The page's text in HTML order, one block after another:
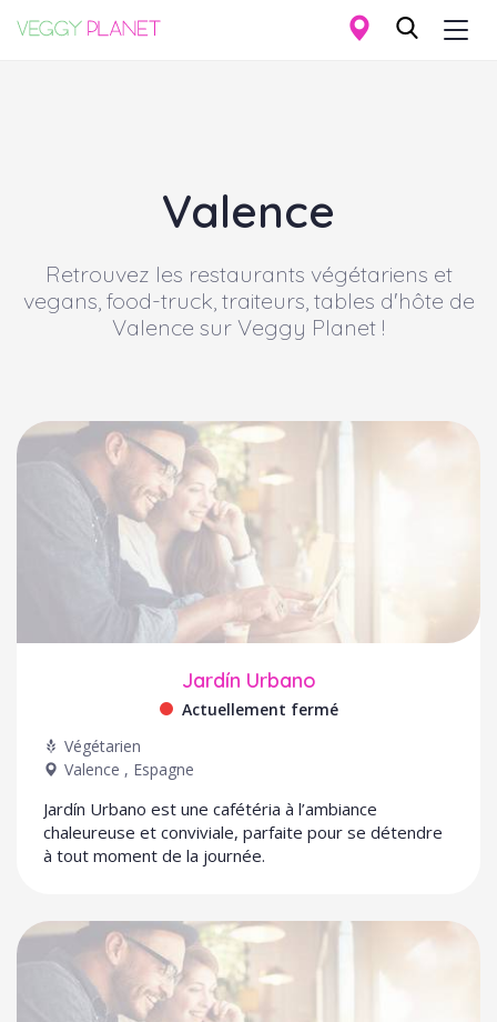
Valence
Retrouvez les restaurants végétariens et
vegans, food-truck, traiteurs, tables d'hôte de
Valence sur Veggy Planet !
Jardín Urbano
Actuellement fermé
Végétarien
Valence , Espagne
Jardín Urbano est une cafétéria à l’ambiance
chaleureuse et conviviale, parfaite pour se détendre
à tout moment de la journée.